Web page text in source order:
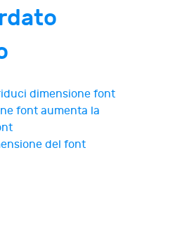
dimensione font
aumenta la